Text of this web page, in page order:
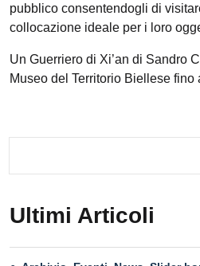
pubblico consentendogli di
collocazione ideale per i loro
Un Guerriero di Xi’an di Sandro
Museo del Territorio Biellese fino
Ultimi Articoli